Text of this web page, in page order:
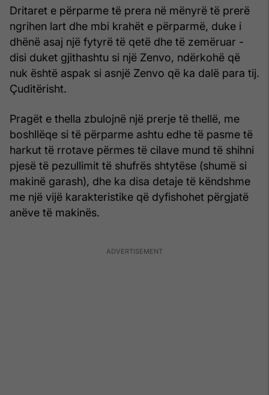
Dritaret e përparme të prera në mënyrë të prerë
ngrihen lart dhe mbi krahët e përparmë, duke i
dhënë asaj një fytyrë të qetë dhe të zemëruar -
disi duket gjithashtu si një Zenvo, ndërkohë që
nuk është aspak si asnjë Zenvo që ka dalë para tij.
Çuditërisht.
Pragët e thella zbulojnë një prerje të thellë, me
boshllëqe si të përparme ashtu edhe të pasme të
harkut të rrotave përmes të cilave mund të shihni
pjesë të pezullimit të shufrës shtytëse (shumë si
makinë garash), dhe ka disa detaje të këndshme
me një vijë karakteristike që dyfishohet përgjatë
anëve të makinës.